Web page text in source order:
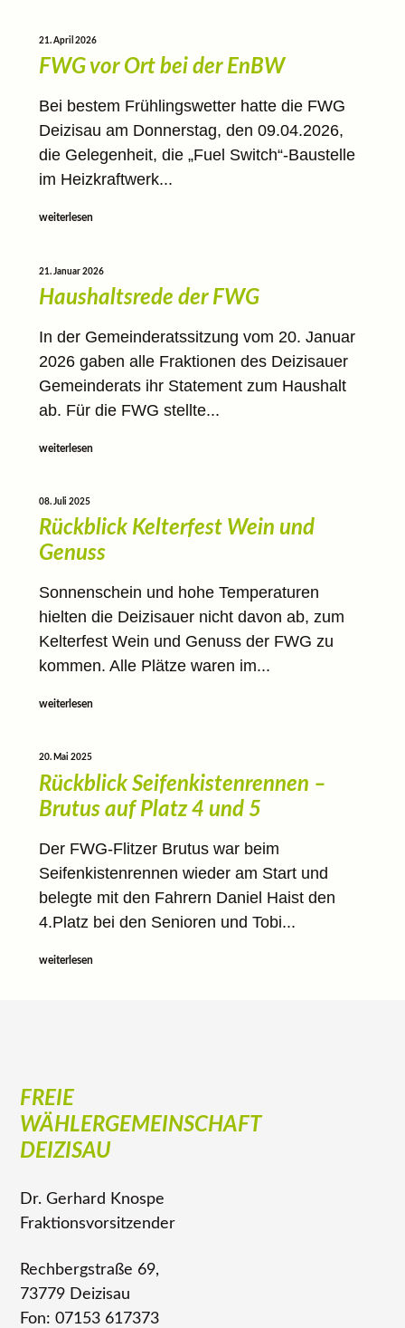
21. April 2026
FWG vor Ort bei der EnBW
Bei bestem Frühlingswetter hatte die FWG
Deizisau am Donnerstag, den 09.04.2026,
die Gelegenheit, die „Fuel Switch“-Baustelle
im Heizkraftwerk...
weiterlesen
21. Januar 2026
Haushaltsrede der FWG
In der Gemeinderatssitzung vom 20. Januar
2026 gaben alle Fraktionen des Deizisauer
Gemeinderats ihr Statement zum Haushalt
ab. Für die FWG stellte...
weiterlesen
08. Juli 2025
Rückblick Kelterfest Wein und
Genuss
Sonnenschein und hohe Temperaturen
hielten die Deizisauer nicht davon ab, zum
Kelterfest Wein und Genuss der FWG zu
kommen. Alle Plätze waren im...
weiterlesen
20. Mai 2025
Rückblick Seifenkistenrennen –
Brutus auf Platz 4 und 5
Der FWG-Flitzer Brutus war beim
Seifenkistenrennen wieder am Start und
belegte mit den Fahrern Daniel Haist den
4.Platz bei den Senioren und Tobi...
weiterlesen
FREIE
WÄHLERGEMEINSCHAFT
DEIZISAU
Dr. Gerhard Knospe
Fraktionsvorsitzender
Rechbergstraße 69,
73779 Deizisau
Fon: 07153 617373